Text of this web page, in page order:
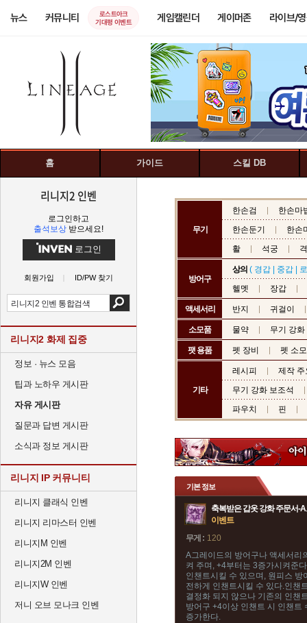
뉴스 커뮤니티
로스트아크
기대평 이벤트
게임캘린더 게이머존 라이브/
홈 가이드 스킬 DB
리니지2 인벤
로그인하고
출석보상 받으세요!
로그인
회원가입 ID/PW 찾기
리니지2 화제 집중
정보 · 뉴스 모음
팁과 노하우 게시판
자유 게시판
질문과 답변 게시판
소식과 정보 게시판
리니지 IP 커뮤니티
리니지 클래식 인벤
리니지 리마스터 인벤
리니지M 인벤
리니지2M 인벤
리니지W 인벤
저니 오브 모나크 인벤
무기
한손검
한손마
한손둔기
한손
활
석궁
방어구
상의 ( 경갑 중갑
헬멧
장갑
액세서리 반지 귀걸이
소모품 물약 무기 강
팻 용품 펫 장비 펫 소
기타
레시피
제작 주
무기 강화 보조석
파우치
핀
기본 정보
축복받은 갑옷 강화 주문서-
이벤트
무게 : 120
A그레이드의 방어구나 액세서리
켜 주며, +4부터는 3증가시켜준
인챈트시킬 수 있으며, 원피스 방
전하게 인챈트시킬 수 있다.인챈
결정화 되지 않으나 기존의 인챈
방어구 +4이상 인챈트 시 인챈트
증가한다.